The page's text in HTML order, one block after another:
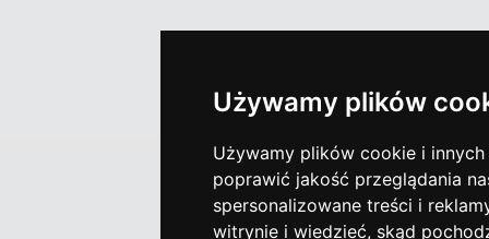
Używamy plików
Używamy plików cookie i
poprawić jakość przeglądania
spersonalizowane treści i
witrynie i wiedzieć, skąd